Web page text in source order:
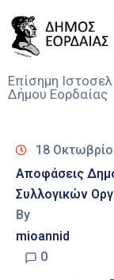
Επίσημη
Δήμου Εορδαίας
Νέα
Υπηρεσίες
Του
Δήμου
18
Αποφάσεις
Συλλογικών
By
mioannid
0